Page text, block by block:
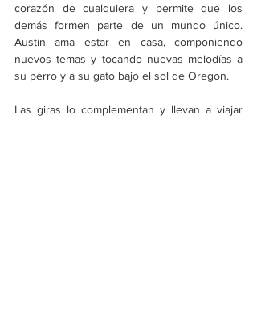
corazón de cualquiera y permite que los
demás formen parte de un mundo único.
Austin ama estar en casa, componiendo
nuevos temas y tocando nuevas melodías a
su perro y a su gato bajo el sol de Oregon.
Las giras lo complementan y llevan a viajar